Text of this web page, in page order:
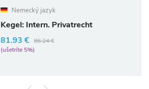
Nemecký jazyk
Kegel: Intern. Privatrecht
81.93 €
86.24 €
(ušetríte 5%)